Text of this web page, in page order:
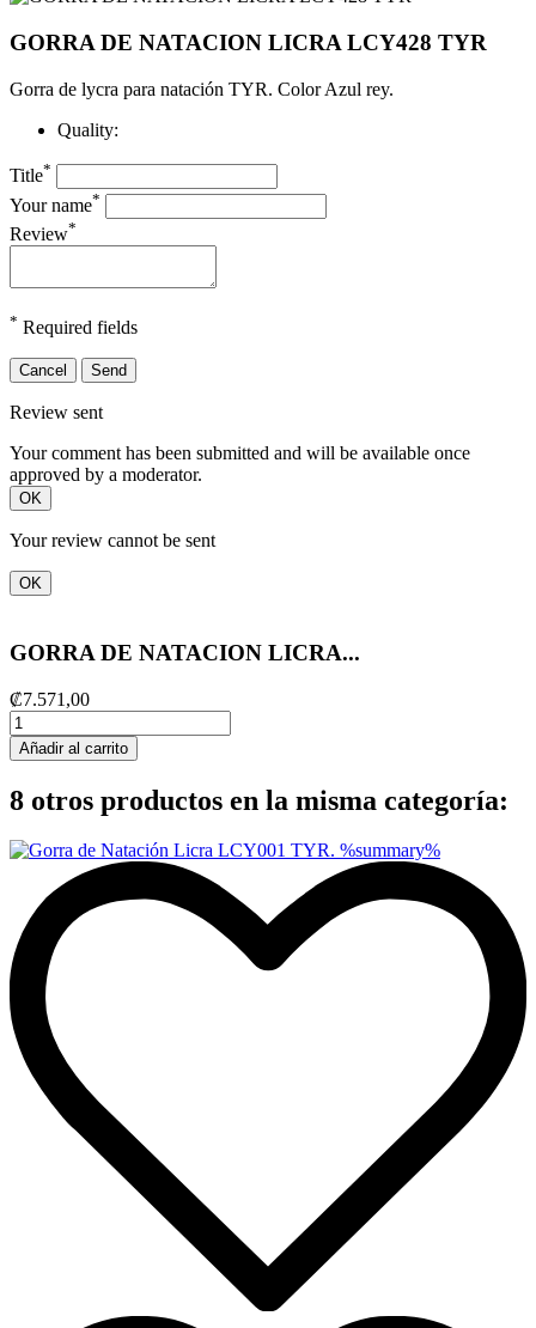
GORRA DE NATACION LICRA LCY428 TYR
Gorra de lycra para natación TYR. Color Azul rey.
Quality:
Title*
Your name*
Review*
* Required fields
Cancel Send
Review sent
Your comment has been submitted and will be available once
approved by a moderator.
OK
Your review cannot be sent
OK
GORRA DE NATACION LICRA...
₡7.571,00
Añadir al carrito
8 otros productos en la misma categoría: